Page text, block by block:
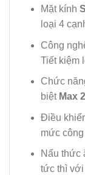
Mặt kính
loại 4
Công
Tiết kiệm
Chức
biệt Max
Điều
mức
Nấu thức
tức thì với